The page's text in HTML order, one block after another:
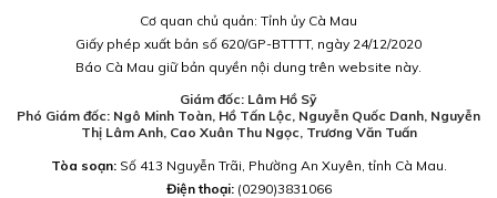
Cơ quan chủ quản: Tỉnh ủy Cà Mau
Giấy phép xuất bản số 620/GP-BTTTT, ngày 24/12/2020
Báo Cà Mau giữ bản quyền nội dung trên website này.
Giám đốc: Lâm Hồ Sỹ
Phó Giám đốc: Ngô Minh Toàn, Hồ Tấn Lộc, Nguyễn Quốc Danh, Nguyễn
Thị Lâm Anh, Cao Xuân Thu Ngọc, Trương Văn Tuấn
Tòa soạn:Số 413 Nguyễn Trãi, Phường An Xuyên, tỉnh Cà Mau.
Điện thoại: (0290)3831066